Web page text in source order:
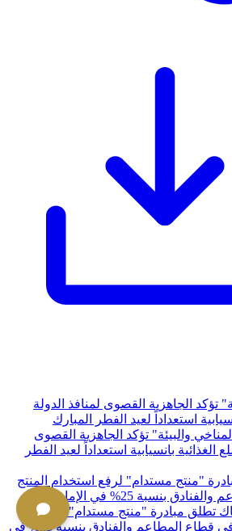
والبيئة" تؤكد الجاهزية القصوى
الغذائية بانسيابية استعداداً لعيد الفطر
تطلق مبادرة "منتج مستدام" لرفع
استخدام المنتج المحلي في قطاع المطاعم والفنادق بنسبة 25%؜ في